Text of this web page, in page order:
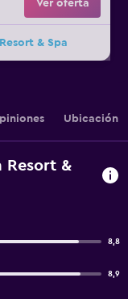
Ver oferta
& Spa
Ubicación
Resort &
8,8
8,9